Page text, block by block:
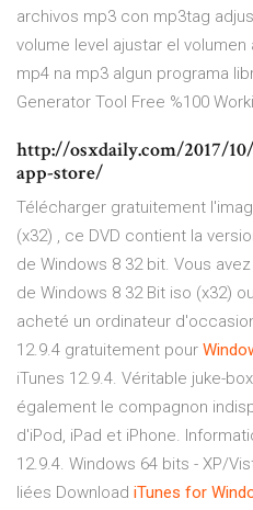
archivos mp3 con mp3tag
volume level ajustar el
mp4 na mp3 algun programa
Generator Tool Free %100
http://osxdaily.com/2017/
app-store/
Télécharger gratuitement
(x32) , ce DVD contient la
de Windows 8 32 bit. Vous
de Windows 8 32 Bit iso (x32)
acheté un ordinateur
12.9.4 gratuitement pour
iTunes 12.9.4. Véritable juke-
également le compagnon
d'iPod, iPad et iPhone.
12.9.4. Windows 64 bits - XP/
liées Download iTunes for